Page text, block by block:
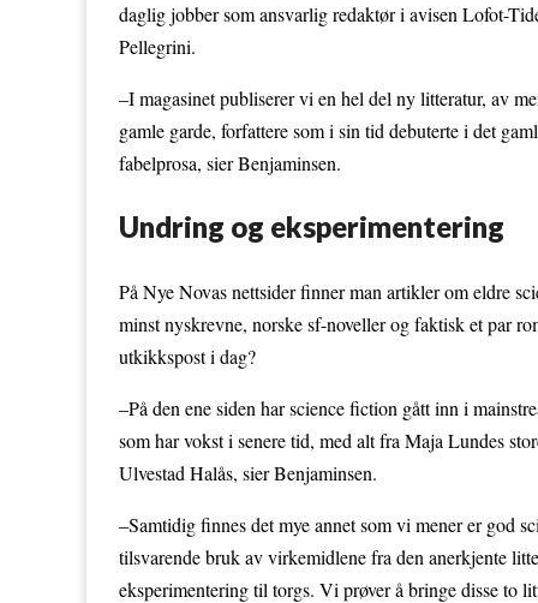
daglig jobber som ansvarlig redaktør i avisen Lofot-
Pellegrini.
–I magasinet publiserer vi en hel del ny litteratur, av
gamle garde, forfattere som i sin tid debuterte i det
fabelprosa, sier Benjaminsen.
Undring og eksperimentering
På Nye Novas nettsider finner man artikler om eldre
minst nyskrevne, norske sf-noveller og faktisk et par
utkikkspost i dag?
–På den ene siden har science fiction gått inn i
som har vokst i senere tid, med alt fra Maja Lundes
Ulvestad Halås, sier Benjaminsen.
–Samtidig finnes det mye annet som vi mener er god
tilsvarende bruk av virkemidlene fra den anerkjente
eksperimentering til torgs. Vi prøver å bringe disse to